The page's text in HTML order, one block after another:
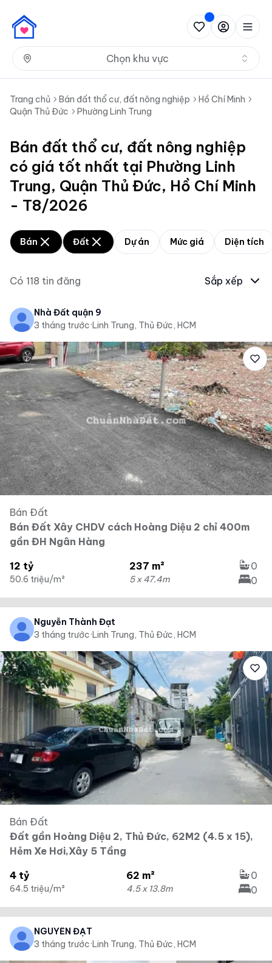
Chọn khu vực
Trang chủ Bán đất thổ cư, đất nông nghiệp
Hồ Chí Minh
Quận Thủ Đức
Phường Linh Trung
Bán đất thổ cư, đất nông nghiệp
có giá tốt nhất tại Phường Linh
Trung, Quận Thủ Đức, Hồ Chí Minh
- T8/2026
Bán Đất Dự án Mức giá Diện tích
Có 118 tin đăng Sắp xếp
Nhà Đất quận 9
3 tháng trước·Linh Trung, Thủ Đức, HCM
Bán Đất
Bán Đất Xây CHDV cách Hoàng Diệu 2 chỉ 400m
gần ĐH Ngân Hàng
12 tỷ
50.6 triệu/m²
237 m²
5 x 47.4m
0
0
Nguyễn Thành Đạt
3 tháng trước·Linh Trung, Thủ Đức, HCM
Bán Đất
Đất gần Hoàng Diệu 2, Thủ Đức, 62M2 (4.5 x 15),
Hẻm Xe Hơi,Xây 5 Tầng
4 tỷ
64.5 triệu/m²
62 m²
4.5 x 13.8m
0
0
NGUYỄN ĐẠT
3 tháng trước·Linh Trung, Thủ Đức, HCM